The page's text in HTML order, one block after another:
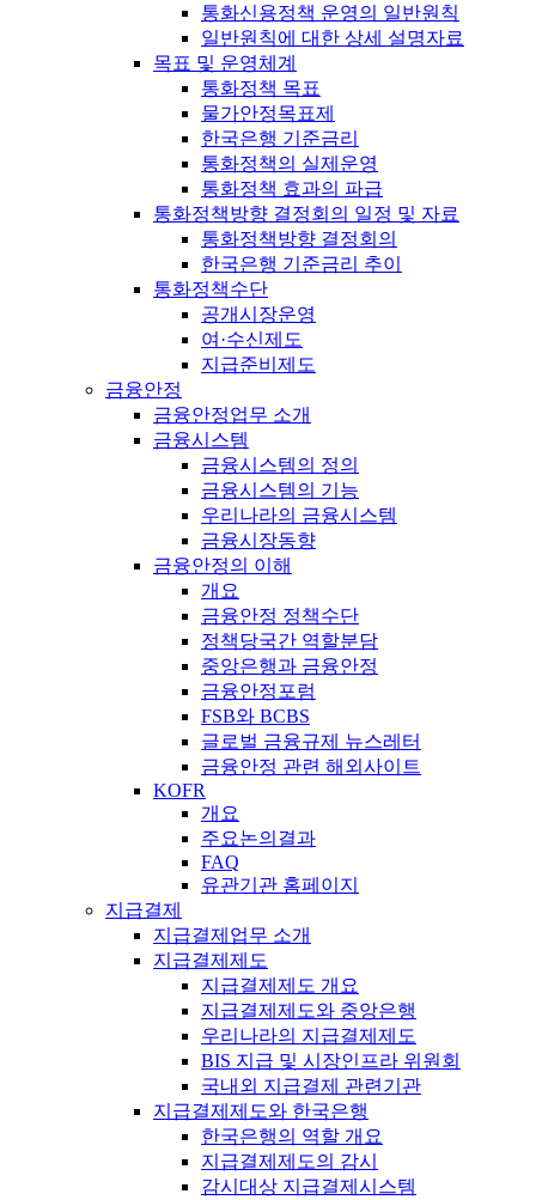
통화신용정책 운영의 일반원칙
일반원칙에 대한 상세 설명자료
목표 및 운영체계
통화정책 목표
물가안정목표제
한국은행 기준금리
통화정책의 실제운영
통화정책 효과의 파급
통화정책방향 결정회의 일정 및 자료
통화정책방향 결정회의
한국은행 기준금리 추이
통화정책수단
공개시장운영
여·수신제도
지급준비제도
금융안정
금융안정업무 소개
금융시스템
금융시스템의 정의
금융시스템의 기능
우리나라의 금융시스템
금융시장동향
금융안정의 이해
개요
금융안정 정책수단
정책당국간 역할분담
중앙은행과 금융안정
금융안정포럼
FSB와 BCBS
글로벌 금융규제 뉴스레터
금융안정 관련 해외사이트
KOFR
개요
주요논의결과
FAQ
유관기관 홈페이지
지급결제
지급결제업무 소개
지급결제제도
지급결제제도 개요
지급결제제도와 중앙은행
우리나라의 지급결제제도
BIS 지급 및 시장인프라 위원회
국내외 지급결제 관련기관
지급결제제도와 한국은행
한국은행의 역할 개요
지급결제제도의 감시
감시대상 지급결제시스템